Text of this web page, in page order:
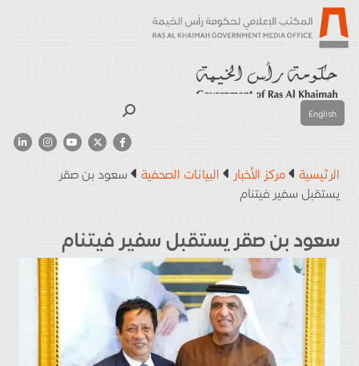
English
الرئيسية مركز الأخبار البيانات الصحفية
سعود بن صقر
يستقبل سفير فيتنام
سعود بن صقر يستقبل سفير فيتنام